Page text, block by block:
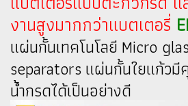
งานสูงมากกว่าแบตเตอรี่
แผ่นกั้นเทคโนโลยี Micro
separators แผ่นกั้นใยแก้ว
น้ำกรดได้เป็นอย่างดี